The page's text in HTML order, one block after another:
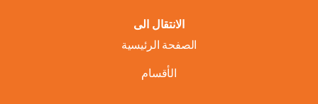
الانتقال الى
الصفحة الرئيسية
الأقسام